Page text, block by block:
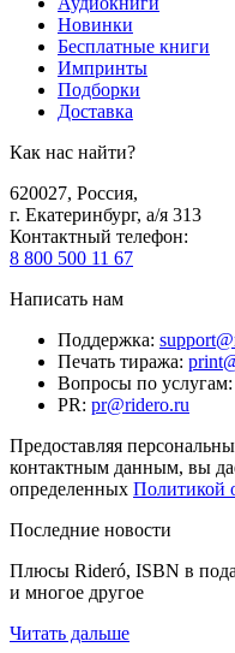
Новинки
Бесплатные книги
Импринты
Подборки
Доставка
Как нас найти?
620027, Россия,
г. Екатеринбург, а/я 313
Контактный телефон:
8 800 500 11 67
Написать нам
Поддержка:
Печать тиража:
Вопросы по услугам:
PR: pr@ridero.ru
Предоставляя
контактным данным, вы
определенных Политикой
Последние новости
Плюсы Rideró, ISBN в
и многое другое
Читать дальше